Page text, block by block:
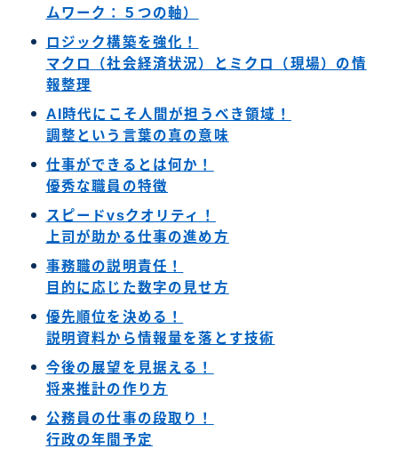
ムワーク：５つの軸）
ロジック構築を強化！
マクロ（社会経済状況）とミクロ（現場）の情
報整理
AI時代にこそ人間が担うべき領域！
調整という言葉の真の意味
仕事ができるとは何か！
優秀な職員の特徴
スピードvsクオリティ！
上司が助かる仕事の進め方
事務職の説明責任！
目的に応じた数字の見せ方
優先順位を決める！
説明資料から情報量を落とす技術
今後の展望を見据える！
将来推計の作り方
公務員の仕事の段取り！
行政の年間予定